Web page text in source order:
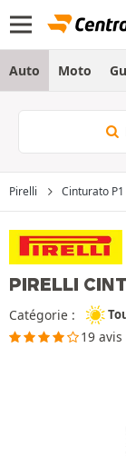
Auto Moto
Pirelli Cinturato
PIRELLI
Catégorie :
19 avis